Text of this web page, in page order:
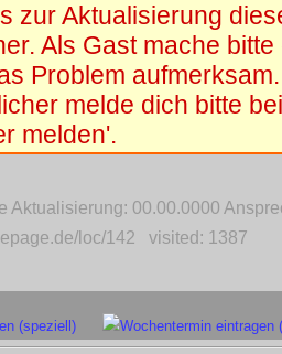
zur Aktualisierung
Als Gast mache
Problem aufmerksam.
melde dich bitte
melden'.
Aktualisierung: 00.00.0000
loc/142 visited: 1387
(speziell) Wochentermin eintragen